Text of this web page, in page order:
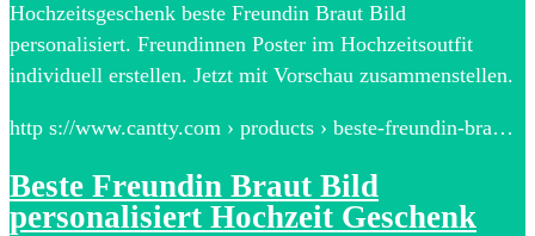
Hochzeitsgeschenk beste Freundin Braut Bild
personalisiert. Freundinnen Poster im Hochzeitsoutfit
individuell erstellen. Jetzt mit Vorschau zusammenstellen.
http s://www.cantty.com › products › beste-freundin-bra…
Beste Freundin Braut Bild
personalisiert Hochzeit Geschenk